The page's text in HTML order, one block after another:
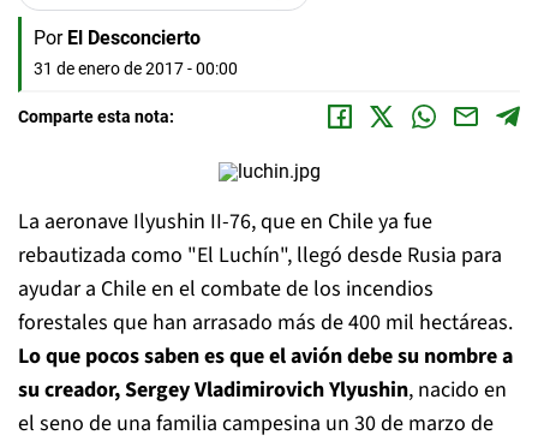
Por El Desconcierto
31 de enero de 2017 - 00:00
Comparte esta nota:
La aeronave Ilyushin II-76, que en Chile ya fue
rebautizada como "El Luchín", llegó desde Rusia para
ayudar a Chile en el combate de los incendios
forestales que han arrasado más de 400 mil hectáreas.
Lo que pocos saben es que el avión debe su nombre a
su creador,Sergey Vladimirovich Ylyushin, nacido en
el seno de una familia campesina un 30 de marzo de